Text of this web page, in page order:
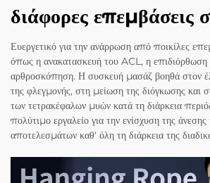
διάφορες επεμβάσεις
Ευεργετικό για την ανάρρωση από ποικίλες
όπως η ανακατασκευή του ACL, η επιδιόρθωση
αρθροσκόπηση. Η συσκευή μασάζ βοηθά στον
της φλεγμονής, στη μείωση της διόγκωσης και
των τετρακέφαλων μυών κατά τη διάρκεια
πολύτιμο εργαλείο για την ενίσχυση της
αποτελεσμάτων καθ' όλη τη διάρκεια της